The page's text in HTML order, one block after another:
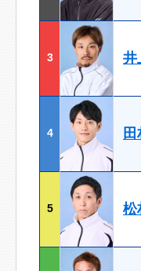
3
4
5